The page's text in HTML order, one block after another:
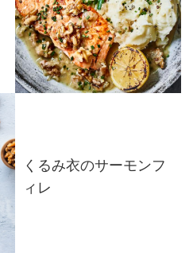
くるみ衣のサーモンフ
ィレ